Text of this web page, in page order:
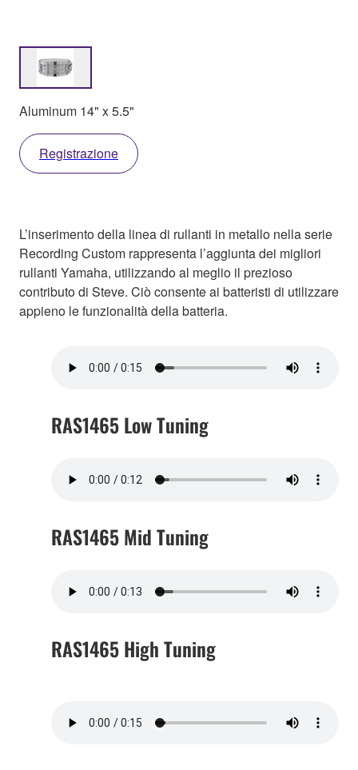
Aluminum 14" x 5.5"
Registrazione
L’inserimento della linea di rullanti in metallo nella serie
Recording Custom rappresenta l’aggiunta dei migliori
rullanti Yamaha, utilizzando al meglio il prezioso
contributo di Steve. Ciò consente ai batteristi di utilizzare
appieno le funzionalità della batteria.
RAS1465 Low Tuning
RAS1465 Mid Tuning
RAS1465 High Tuning